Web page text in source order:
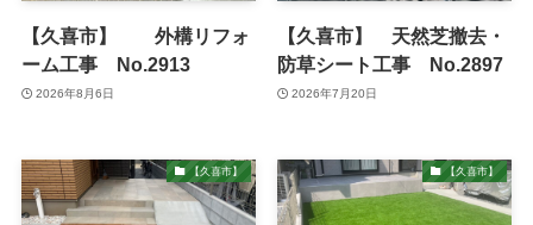
【久喜市】 外構リフォ
ーム工事 No.2913
2026年8月6日
【久喜市】 天然芝撤去・
防草シート工事 No.2897
2026年7月20日
【久喜市】 【久喜市】